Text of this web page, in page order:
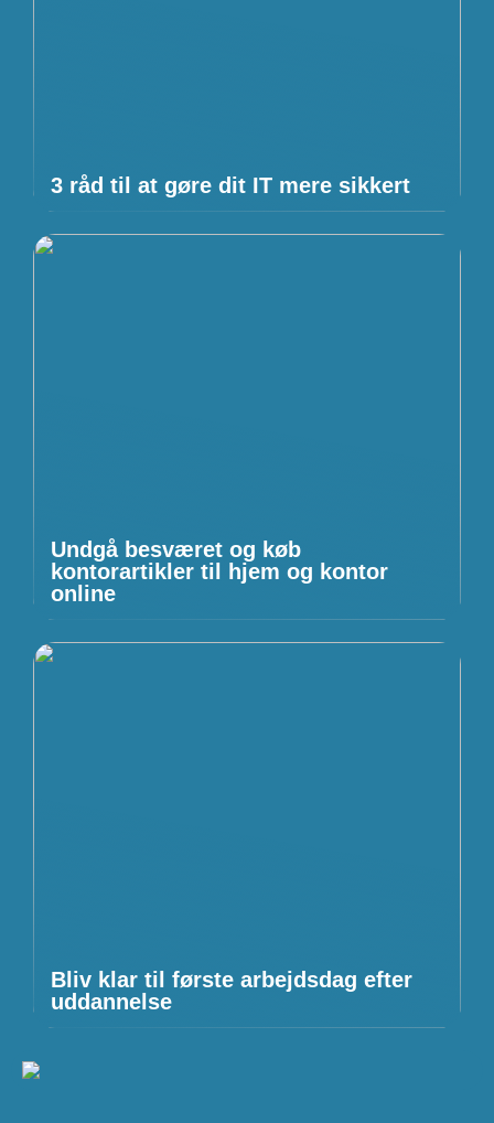
3 råd til at gøre dit IT mere sikkert
Undgå besværet og køb
kontorartikler til hjem og kontor
online
Bliv klar til første arbejdsdag efter
uddannelse